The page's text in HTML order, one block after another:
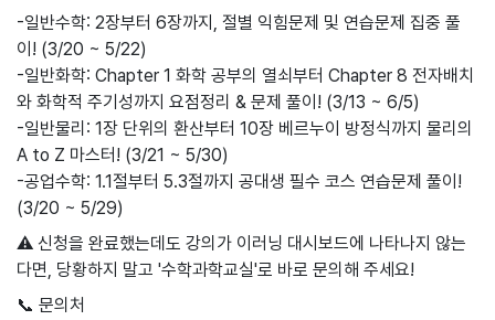
-일반수학: 2장부터 6장까지, 절별 익힘문제 및 연습문제 집중 풀
이! (3/20 ~ 5/22)
-일반화학: Chapter 1 화학 공부의 열쇠부터 Chapter 8 전자배치
와 화학적 주기성까지 요점정리 & 문제 풀이! (3/13 ~ 6/5)
-일반물리: 1장 단위의 환산부터 10장 베르누이 방정식까지 물리의
A to Z 마스터! (3/21 ~ 5/30)
-공업수학: 1.1절부터 5.3절까지 공대생 필수 코스 연습문제 풀이!
(3/20 ~ 5/29)
⚠️ 신청을 완료했는데도 강의가 이러닝 대시보드에 나타나지 않는
다면, 당황하지 말고 '수학과학교실'로 바로 문의해 주세요!
📞 문의처